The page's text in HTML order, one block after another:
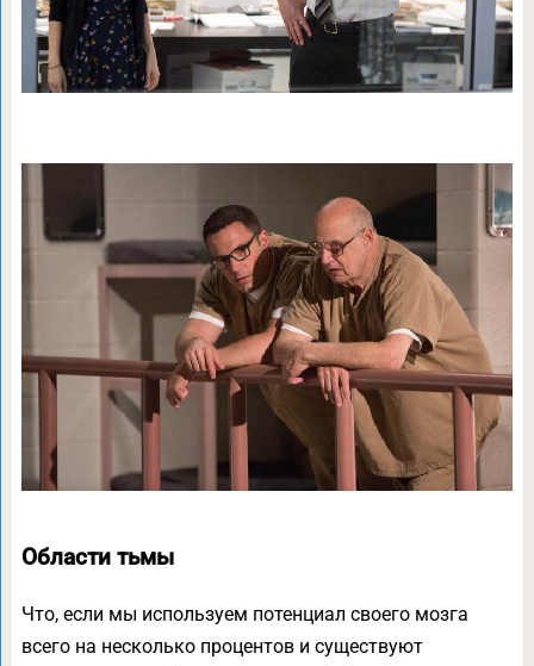
Области тьмы
Что, если мы используем потенциал своего мозга
всего на несколько процентов и существуют